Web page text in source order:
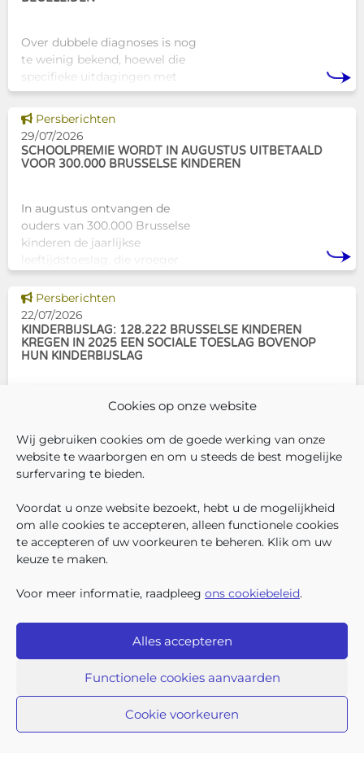
Cookies op onze website
Wij gebruiken cookies om de goede werking van onze
website te waarborgen en om u steeds de best mogelijke
surfervaring te bieden.
Voordat u onze website bezoekt, hebt u de mogelijkheid
om alle cookies te accepteren, alleen functionele cookies
te accepteren of uw voorkeuren te beheren. Klik om uw
keuze te maken.
Voor meer informatie, raadpleeg ons cookiebeleid.
Alles accepteren
Functionele cookies aanvaarden
Cookie voorkeuren
Over dubbele diagnoses is nog
te weinig bekend, hoewel die
specifieke uitdagingen met
zich meebrengen voor zowel
professionals als naasten. In
Brussel biedt Atelier Tam-Tam
een concrete oplossing in
Dit nieuws tonen
Persberichten
29/07/2026
SCHOOLPREMIE WORDT IN AUGUSTUS UITBETAALD
VOOR 300.000 BRUSSELSE KINDEREN
In augustus ontvangen de
ouders van 300.000 Brusselse
kinderen de jaarlijkse
leeftijdstoeslag, die vroeger
schoolpremie. Deze financiële
ondersteuning helpt gezinnen
om de kosten
Dit nieuws tonen
Persberichten
22/07/2026
KINDERBIJSLAG: 128.222 BRUSSELSE KINDEREN
KREGEN IN 2025 EEN SOCIALE TOESLAG BOVENOP
HUN KINDERBIJSLAG
In december 2025 hadden
304.966 Brusselse kinderen
recht op kinderbijslag. Van hen
ontvingen 128.222 kinderen ook
een sociale toeslag boven op
komt overeen met 42,04% van
WIE ZIJN WIJ ?
WERKEN BIJ ONS
ALLE NIEUWSBERICHTEN
TRANSPARANTIE
CONTACTEER ONS
PERS
KLACHTEN
Iriscare • Belliardstraat 71 bus 2 • 1040 Brussel
Toegankelijkheids-verklaring
Bescherming van persoonsgegevens
Beding van afwijzing van aansprakelijkheid